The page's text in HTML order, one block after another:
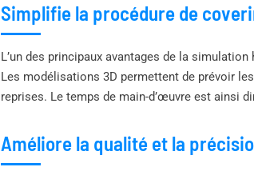
Simplifie la procédure de
L’un des principaux avantages de la
Les modélisations 3D permettent de prévoir
reprises. Le temps de main-d’œuvre est ainsi
Améliore la qualité et la